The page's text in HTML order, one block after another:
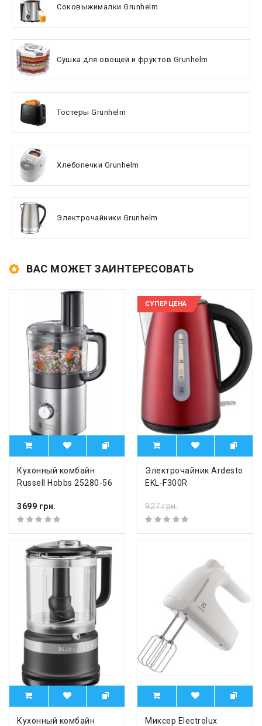
Соковыжималки Grunhelm
Сушка для овощей и фруктов Grunhelm
Тостеры Grunhelm
Хлебопечки Grunhelm
Электрочайники Grunhelm
ВАС МОЖЕТ ЗАИНТЕРЕСОВАТЬ
Кухонный комбайн
Russell Hobbs 25280-56
3699 грн.
СУПЕРЦЕНА
Электрочайник Ardesto
EKL-F300R
927 грн.
Кухонный комбайн
Миксер Electrolux